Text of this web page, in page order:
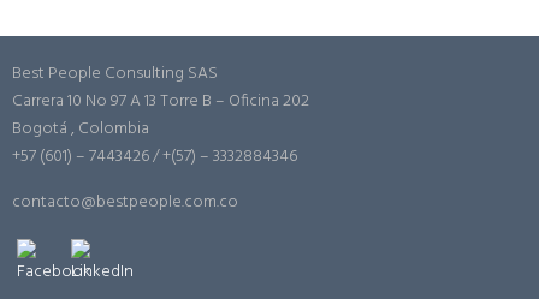
Best People Consulting SAS
Carrera 10 No 97 A 13 Torre B – Oficina 202
Bogotá , Colombia
+57 (601) – 7443426 / +(57) – 3332884346
contacto@bestpeople.com.co